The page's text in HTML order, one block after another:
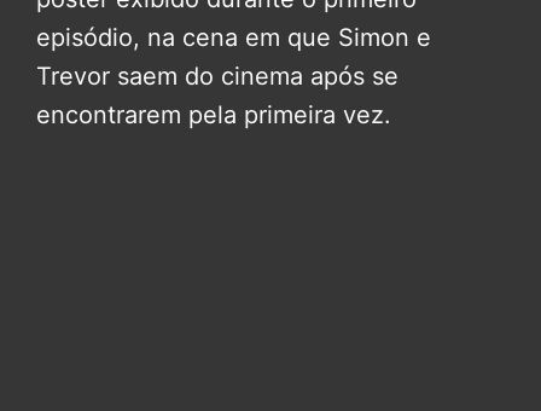
episódio, na cena em que Simon e
Trevor saem do cinema após se
encontrarem pela primeira vez.